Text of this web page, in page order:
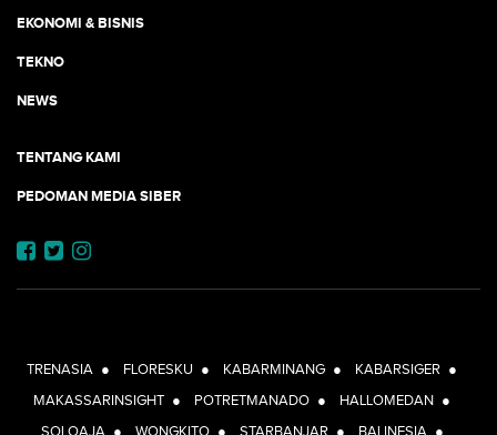
EKONOMI & BISNIS
TEKNO
NEWS
TENTANG KAMI
PEDOMAN MEDIA SIBER
TRENASIA ● FLORESKU ● KABARMINANG ● KABARSIGER ●
MAKASSARINSIGHT ● POTRETMANADO ● HALLOMEDAN ●
SOLOAJA ● WONGKITO ● STARBANJAR ● BALINESIA ●